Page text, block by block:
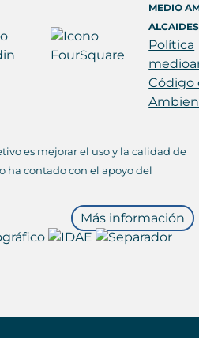
MEDIO
Política
Código
es mejorar el uso y la calidad de
ha contado con el apoyo del
Más información